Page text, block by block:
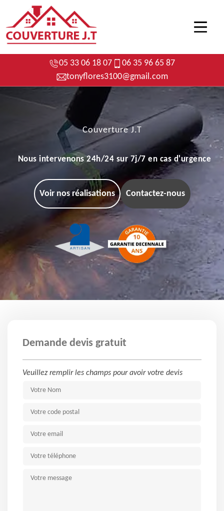
05 33 06 18 07
06 35 96 65 87
tonyflores3100@gmail.com
Couverture J.T
Nous intervenons 24h/24 sur 7j/7 en cas d'urgence
Voir nos réalisations Contactez-nous
Demande devis gratuit
Veuillez remplir les champs pour avoir votre devis